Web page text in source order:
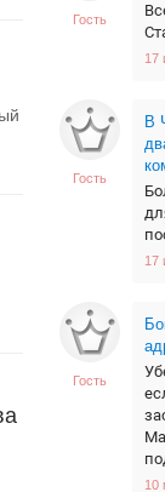
Гость
17
Гость
В
17
Гость
10